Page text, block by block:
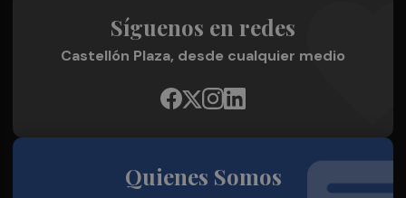
Síguenos en redes
Castellón Plaza, desde cualquier medio
Quienes Somos